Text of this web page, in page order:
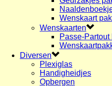
Wenskaart
Wenskaarten
Passe-Partout
Diversen
Plexiglas
Handigheidjes
Opbergen